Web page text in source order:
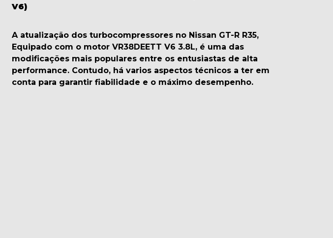
V6)
A atualização dos turbocompressores no Nissan GT-R R35,
Equipado com o motor VR38DEETT V6 3.8L, é uma das
modificações mais populares entre os entusiastas de alta
performance. Contudo, há varios aspectos técnicos a ter em
conta para garantir fiabilidade e o máximo desempenho.